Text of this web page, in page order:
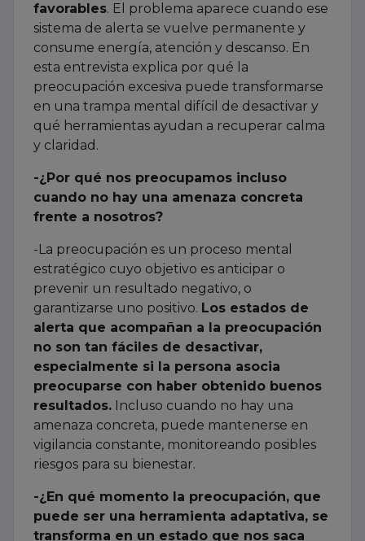
favorables. El problema aparece cuando ese
sistema de alerta se vuelve permanente y
consume energía, atención y descanso. En
esta entrevista explica por qué la
preocupación excesiva puede transformarse
en una trampa mental difícil de desactivar y
qué herramientas ayudan a recuperar calma
y claridad.
-¿Por qué nos preocupamos incluso
cuando no hay una amenaza concreta
frente a nosotros?
-La preocupación es un proceso mental
estratégico cuyo objetivo es anticipar o
prevenir un resultado negativo, o
garantizarse uno positivo. Los estados de
alerta que acompañan a la preocupación
no son tan fáciles de desactivar,
especialmente si la persona asocia
preocuparse con haber obtenido buenos
resultados. Incluso cuando no hay una
amenaza concreta, puede mantenerse en
vigilancia constante, monitoreando posibles
riesgos para su bienestar.
-¿En qué momento la preocupación, que
puede ser una herramienta adaptativa, se
transforma en un estado que nos saca